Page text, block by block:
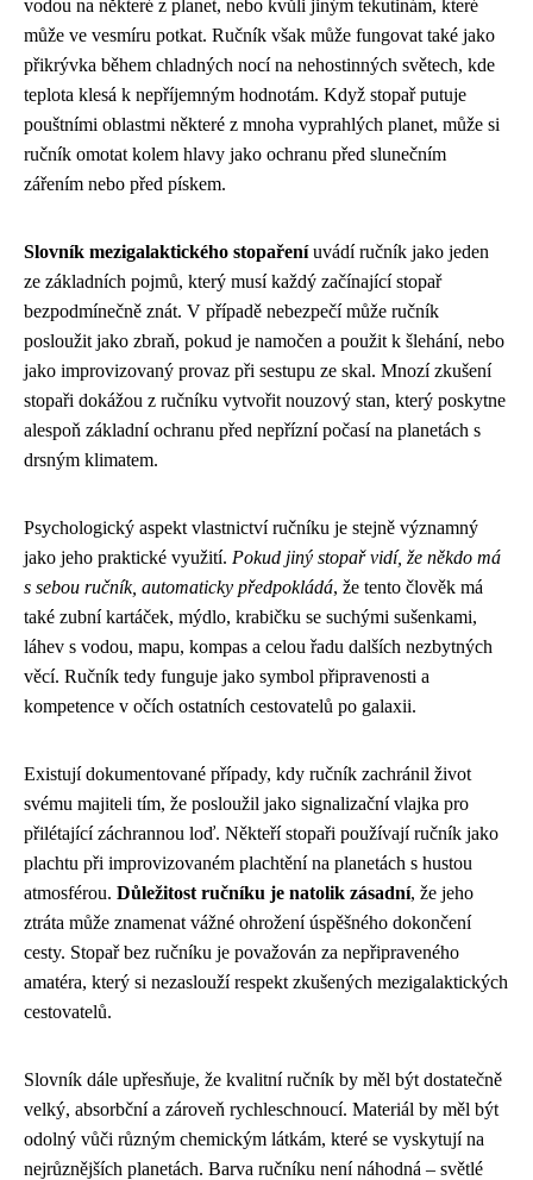
vodou na některé z planet, nebo kvůli jiným tekutinám, které
může ve vesmíru potkat. Ručník však může fungovat také jako
přikrývka během chladných nocí na nehostinných světech, kde
teplota klesá k nepříjemným hodnotám. Když stopař putuje
pouštními oblastmi některé z mnoha vyprahlých planet, může si
ručník omotat kolem hlavy jako ochranu před slunečním
zářením nebo před pískem.
Slovník mezigalaktického stopařeníuvádí ručník jako jeden
ze základních pojmů, který musí každý začínající stopař
bezpodmínečně znát. V případě nebezpečí může ručník
posloužit jako zbraň, pokud je namočen a použit k šlehání, nebo
jako improvizovaný provaz při sestupu ze skal. Mnozí zkušení
stopaři dokážou z ručníku vytvořit nouzový stan, který poskytne
alespoň základní ochranu před nepřízní počasí na planetách s
drsným klimatem.
Psychologický aspekt vlastnictví ručníku je stejně významný
jako jeho praktické využití. Pokud jiný stopař vidí, že někdo má
s sebou ručník, automaticky předpokládá, že tento člověk má
také zubní kartáček, mýdlo, krabičku se suchými sušenkami,
láhev s vodou, mapu, kompas a celou řadu dalších nezbytných
věcí. Ručník tedy funguje jako symbol připravenosti a
kompetence v očích ostatních cestovatelů po galaxii.
Existují dokumentované případy, kdy ručník zachránil život
svému majiteli tím, že posloužil jako signalizační vlajka pro
přilétající záchrannou loď. Někteří stopaři používají ručník jako
plachtu při improvizovaném plachtění na planetách s hustou
atmosférou. Důležitost ručníku je natolik zásadní, že jeho
ztráta může znamenat vážné ohrožení úspěšného dokončení
cesty. Stopař bez ručníku je považován za nepřipraveného
amatéra, který si nezaslouží respekt zkušených mezigalaktických
cestovatelů.
Slovník dále upřesňuje, že kvalitní ručník by měl být dostatečně
velký, absorbční a zároveň rychleschnoucí. Materiál by měl být
odolný vůči různým chemickým látkám, které se vyskytují na
nejrůznějších planetách. Barva ručníku není náhodná – světlé